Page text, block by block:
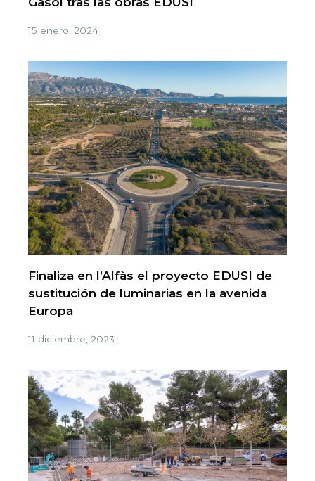
15 enero, 2024
Finaliza en l’Alfàs el proyecto EDUSI de
sustitución de luminarias en la avenida
Europa
11 diciembre, 2023